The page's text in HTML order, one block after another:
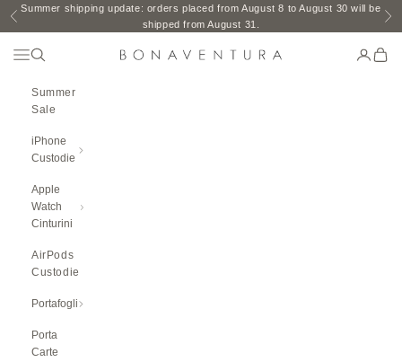
Vai al contenuto
Precedente
Summer shipping update: orders placed from August 8 to August 30 will be
shipped from August 31.
BONAVENTURA GLOBAL
Aprire Il Menu Di Navigazione
Ricerca aperta Pagina
Summer
Sale
iPhone
Custodie
Apple
Watch
Cinturini
AirPods
Custodie
Portafogli
Porta
Carte